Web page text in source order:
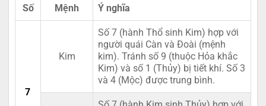
Số Mệnh Ý nghĩa
7
Kim
Số 7 (hành Thổ sinh Kim) hợp với
người quái Càn và Đoài (mệnh
kim). Tránh số 9 (thuộc Hỏa khắc
Kim) và số 1 (Thủy) bị tiết khí. Số 3
và 4 (Mộc) được trung bình.